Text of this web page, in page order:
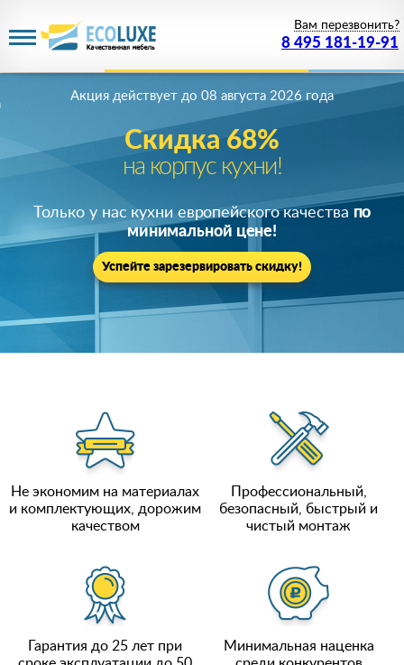
8 495 181-19-91
Вам перезвонить?
Скидка 68%
на корпус кухни!
Акция действует до 08 августа 2026 года
Только у нас кухни европейского качества по
минимальной цене!
Успейте зарезервировать скидку!
Не экономим на материалах
и комплектующих, дорожим
качеством
Профессиональный,
безопасный, быстрый и
чистый монтаж
Гарантия до 25 лет при
Минимальная наценка